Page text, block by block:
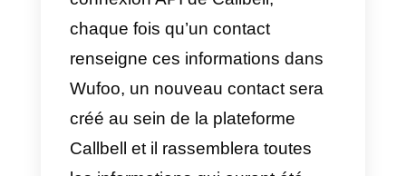
commencer à utiliser la
Documentation de l’API Callbell
pour connecter votre compte
WhatsApp professionnel à Wufoo
selon vos besoins.